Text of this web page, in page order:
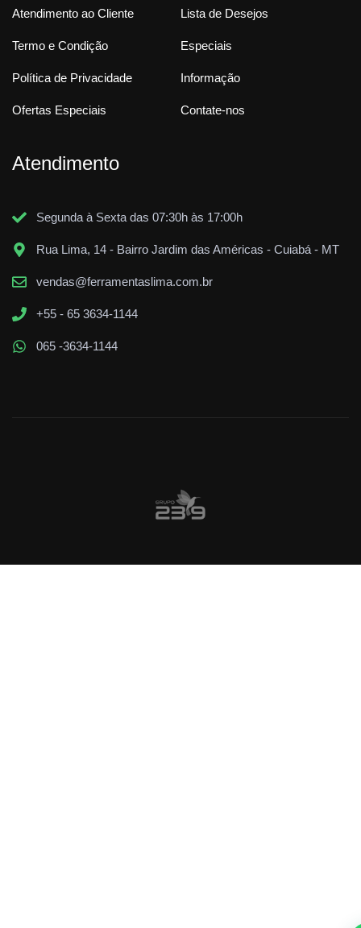
Atendimento ao Cliente
Termo e Condição
Política de Privacidade
Ofertas Especiais
Lista de Desejos
Especiais
Informação
Contate-nos
Atendimento
Segunda à Sexta das 07:30h às 17:00h
Rua Lima, 14 - Bairro Jardim das Américas - Cuiabá - MT
vendas@ferramentaslima.com.br
+55 - 65 3634-1144
065 -3634-1144